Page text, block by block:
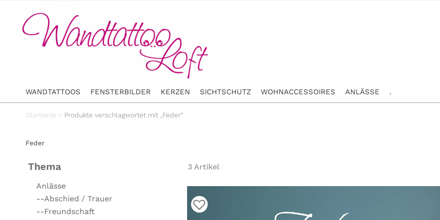
WANDTATTOOS FENSTERBILDER KERZEN SICHTSCHUTZ WOHNACCESSOIRES ANLÄSSE .
Startseite > Produkte verschlagwortet mit „Feder“
Feder
Thema
Anlässe
--Abschied / Trauer
--Freundschaft
3 Artikel